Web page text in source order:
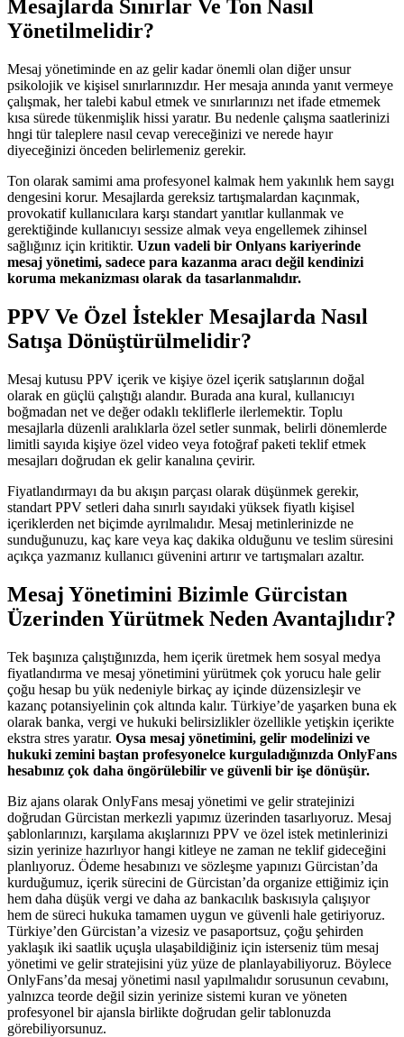
Mesajlarda Sınırlar Ve Ton Nasıl
Yönetilmelidir?
Mesaj yönetiminde en az gelir kadar önemli olan diğer unsur
psikolojik ve kişisel sınırlarınızdır. Her mesaja anında yanıt vermeye
çalışmak, her talebi kabul etmek ve sınırlarınızı net ifade etmemek
kısa sürede tükenmişlik hissi yaratır. Bu nedenle çalışma saatlerinizi
hngi tür taleplere nasıl cevap vereceğinizi ve nerede hayır
diyeceğinizi önceden belirlemeniz gerekir.
Ton olarak samimi ama profesyonel kalmak hem yakınlık hem saygı
dengesini korur. Mesajlarda gereksiz tartışmalardan kaçınmak,
provokatif kullanıcılara karşı standart yanıtlar kullanmak ve
gerektiğinde kullanıcıyı sessize almak veya engellemek zihinsel
sağlığınız için kritiktir. Uzun vadeli bir Onlyans kariyerinde
mesaj yönetimi, sadece para kazanma aracı değil kendinizi
koruma mekanizması olarak da tasarlanmalıdır.
PPV Ve Özel İstekler Mesajlarda Nasıl
Satışa Dönüştürülmelidir?
Mesaj kutusu PPV içerik ve kişiye özel içerik satışlarının doğal
olarak en güçlü çalıştığı alandır. Burada ana kural, kullanıcıyı
boğmadan net ve değer odaklı tekliflerle ilerlemektir. Toplu
mesajlarla düzenli aralıklarla özel setler sunmak, belirli dönemlerde
limitli sayıda kişiye özel video veya fotoğraf paketi teklif etmek
mesajları doğrudan ek gelir kanalına çevirir.
Fiyatlandırmayı da bu akışın parçası olarak düşünmek gerekir,
standart PPV setleri daha sınırlı sayıdaki yüksek fiyatlı kişisel
içeriklerden net biçimde ayrılmalıdır. Mesaj metinlerinizde ne
sunduğunuzu, kaç kare veya kaç dakika olduğunu ve teslim süresini
açıkça yazmanız kullanıcı güvenini artırır ve tartışmaları azaltır.
Mesaj Yönetimini Bizimle Gürcistan
Üzerinden Yürütmek Neden Avantajlıdır?
Tek başınıza çalıştığınızda, hem içerik üretmek hem sosyal medya
fiyatlandırma ve mesaj yönetimini yürütmek çok yorucu hale gelir
çoğu hesap bu yük nedeniyle birkaç ay içinde düzensizleşir ve
kazanç potansiyelinin çok altında kalır. Türkiye’de yaşarken buna ek
olarak banka, vergi ve hukuki belirsizlikler özellikle yetişkin içerikte
ekstra stres yaratır. Oysa mesaj yönetimini, gelir modelinizi ve
hukuki zemini baştan profesyonelce kurguladığınızda OnlyFans
hesabınız çok daha öngörülebilir ve güvenli bir işe dönüşür.
Biz ajans olarak OnlyFans mesaj yönetimi ve gelir stratejinizi
doğrudan Gürcistan merkezli yapımız üzerinden tasarlıyoruz. Mesaj
şablonlarınızı, karşılama akışlarınızı PPV ve özel istek metinlerinizi
sizin yerinize hazırlıyor hangi kitleye ne zaman ne teklif gideceğini
planlıyoruz. Ödeme hesabınızı ve sözleşme yapınızı Gürcistan’da
kurduğumuz, içerik sürecini de Gürcistan’da organize ettiğimiz için
hem daha düşük vergi ve daha az bankacılık baskısıyla çalışıyor
hem de süreci hukuka tamamen uygun ve güvenli hale getiriyoruz.
Türkiye’den Gürcistan’a vizesiz ve pasaportsuz, çoğu şehirden
yaklaşık iki saatlik uçuşla ulaşabildiğiniz için isterseniz tüm mesaj
yönetimi ve gelir stratejisini yüz yüze de planlayabiliyoruz. Böylece
OnlyFans’da mesaj yönetimi nasıl yapılmalıdır sorusunun cevabını,
yalnızca teorde değil sizin yerinize sistemi kuran ve yöneten
profesyonel bir ajansla birlikte doğrudan gelir tablonuzda
görebiliyorsunuz.